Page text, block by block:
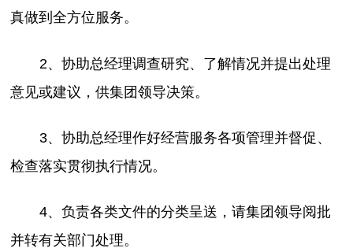
真做到全方位服务。
2、协助总经理调查研究、了解情况并提出处理
意见或建议，供集团领导决策。
3、协助总经理作好经营服务各项管理并督促、
检查落实贯彻执行情况。
4、负责各类文件的分类呈送，请集团领导阅批
并转有关部门处理。